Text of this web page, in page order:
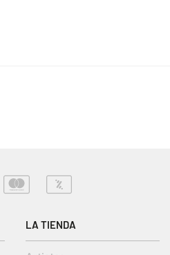
LA TIENDA